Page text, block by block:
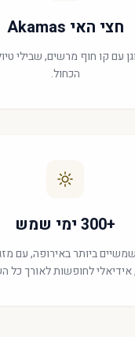
חצי האי Akamas
עם קו חוף מרשים, שבילי
הכחול.
+300 ימי שמש
ביותר באירופה, עם מזג
אידיאלי לחופשות לאורך כל